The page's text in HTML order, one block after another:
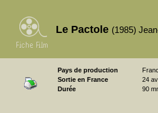
Le Pactole (1985)
Pays de production
Sortie en France
24
Durée
90